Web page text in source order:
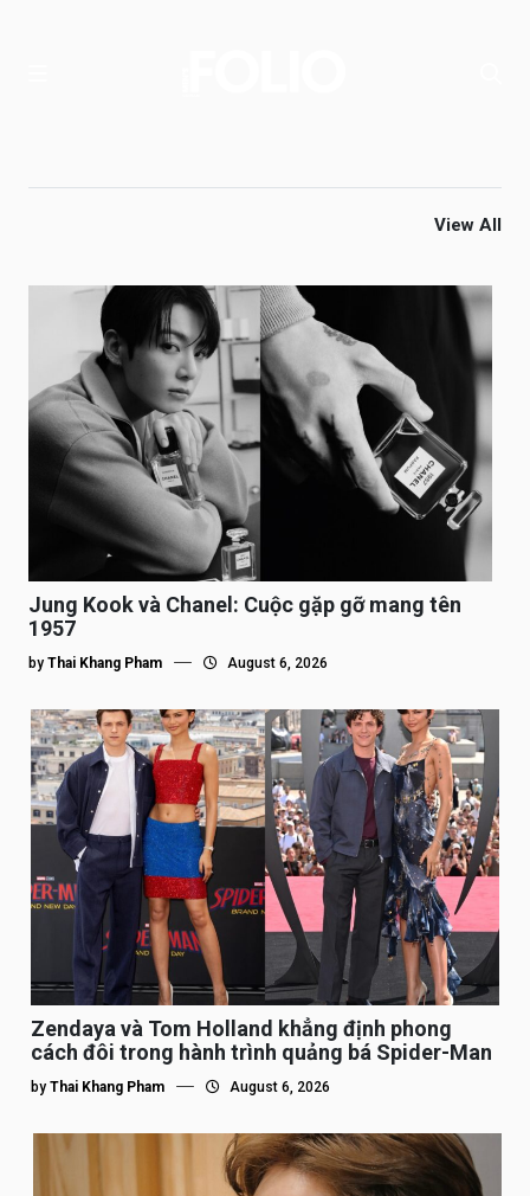
View All
Jung Kook và Chanel: Cuộc gặp gỡ mang tên
1957
by Thai Khang Pham August 6, 2026
Zendaya và Tom Holland khẳng định phong
cách đôi trong hành trình quảng bá Spider-Man
by Thai Khang Pham August 6, 2026